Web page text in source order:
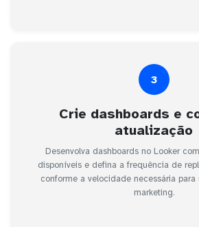
3
Crie dashboards e
atualização
Desenvolva dashboards no Looker
disponíveis e defina a frequência de
conforme a velocidade necessária
marketing.